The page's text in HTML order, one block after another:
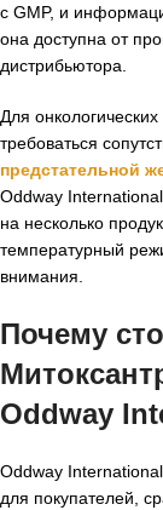
с GMP, и
она доступна от
дистрибьютора.
Для
требоваться
предстательной
Oddway
на несколько
температурный
внимания.
Почему
Oddway
Oddway
для покупателей,